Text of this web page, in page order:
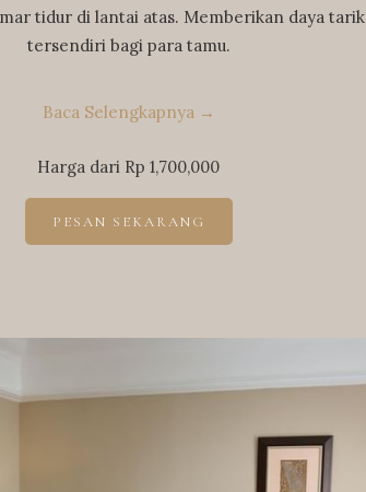
tidur di lantai atas. Memberikan daya tarik
tersendiri bagi para tamu.
Baca Selengkapnya
Harga dari Rp 1,700,000
PESAN SEKARANG